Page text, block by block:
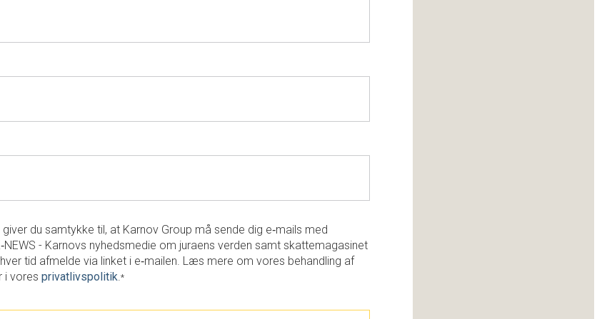
du samtykke til, at Karnov Group må sende dig e‑mails med
- Karnovs nyhedsmedie om juraens verden samt skattemagasinet
tid afmelde via linket i e‑mailen. Læs mere om vores behandling af
i voresprivatlivspolitik.*